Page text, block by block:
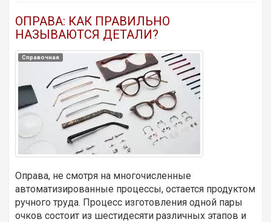
ОПРАВА: КАК ПРАВИЛЬНО
НАЗЫВАЮТСЯ ДЕТАЛИ?
Справочная
Оправа, не смотря на многочисленные
автоматизированные процессы, остается продуктом
ручного труда. Процесс изготовления одной пары
очков состоит из шестидесяти различных этапов и